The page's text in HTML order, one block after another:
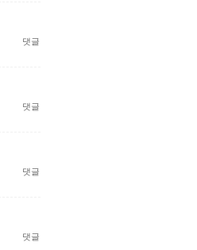
댓글
댓글
댓글
댓글